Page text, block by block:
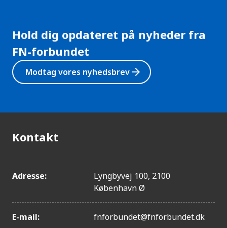
Hold dig opdateret på nyheder fra
FN-forbundet
Modtag vores nyhedsbrevarrow_forward
Kontakt
Adresse:
Lyngbyvej 100, 2100
København Ø
E-mail: fnforbundet@fnforbundet.dk